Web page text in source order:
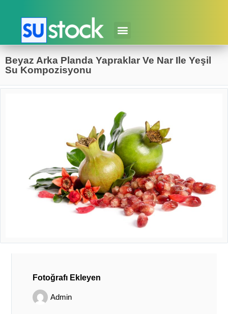
Beyaz Arka Planda Yapraklar Ve Nar Ile Yeşil
Su Kompozisyonu
Fotoğrafı Ekleyen
Admin